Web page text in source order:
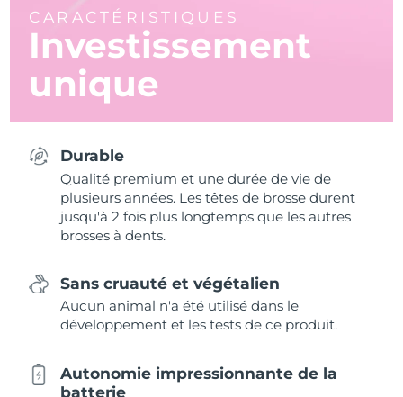
CARACTÉRISTIQUES
Investissement
unique
Durable
Qualité premium et une durée de vie de
plusieurs années. Les têtes de brosse durent
jusqu'à 2 fois plus longtemps que les autres
brosses à dents.
Sans cruauté et végétalien
Aucun animal n'a été utilisé dans le
développement et les tests de ce produit.
Autonomie impressionnante de la
batterie